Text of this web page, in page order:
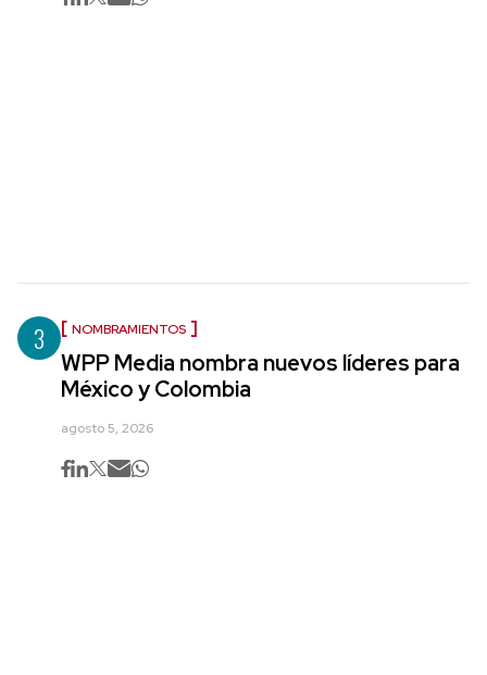
3 NOMBRAMIENTOS
WPP Media nombra nuevos líderes para
México y Colombia
agosto 5, 2026